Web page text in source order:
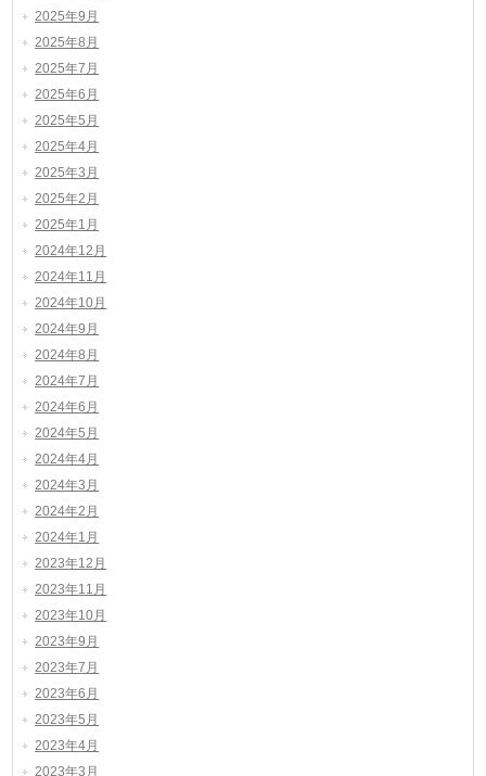
2025年9月
2025年8月
2025年7月
2025年6月
2025年5月
2025年4月
2025年3月
2025年2月
2025年1月
2024年12月
2024年11月
2024年10月
2024年9月
2024年8月
2024年7月
2024年6月
2024年5月
2024年4月
2024年3月
2024年2月
2024年1月
2023年12月
2023年11月
2023年10月
2023年9月
2023年7月
2023年6月
2023年5月
2023年4月
2023年3月